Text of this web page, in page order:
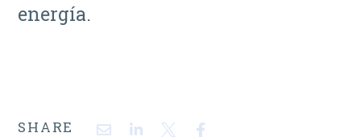
energía.
SHARE